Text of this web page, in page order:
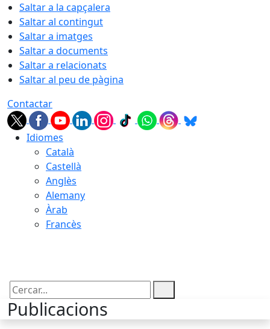
Saltar a la capçalera
Saltar al contingut
Saltar a imatges
Saltar a documents
Saltar a relacionats
Saltar al peu de pàgina
Contactar
Idiomes
Català
Castellà
Anglès
Alemany
Àrab
Francès
Cercar:
Publicacions